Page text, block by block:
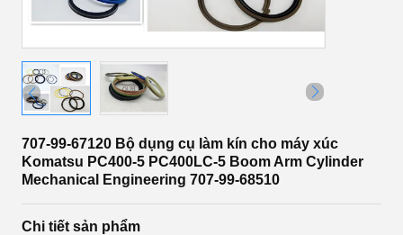
707-99-67120 Bộ dụng cụ làm kín cho máy xúc
Komatsu PC400-5 PC400LC-5 Boom Arm Cylinder
Mechanical Engineering 707-99-68510
Chi tiết sản phẩm